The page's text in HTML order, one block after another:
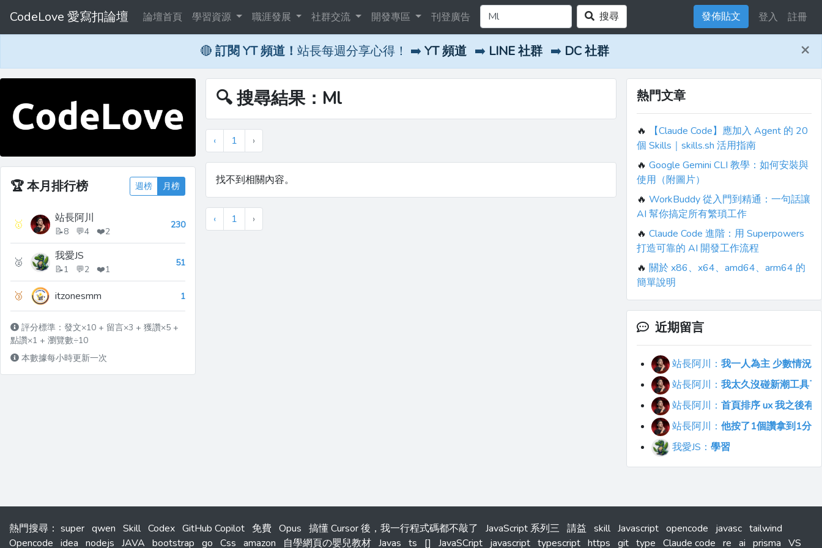
CodeLove 愛寫扣論壇 論壇首頁 學習資源 職涯發展 社群交流 開發專區 刊登廣告 搜尋 發佈貼文 登入 註冊
🔴 訂閱 YT 頻道！ 站長每週分享心得！ ➡️ YT 頻道 ➡️ LINE 社群 ➡️ DC 社群 ×
🏆本月排行榜 週榜 月榜
🥇 站長阿川
📝8 💬4 ❤️2
230
🥈 我愛JS
📝1 💬2 ❤️1
51
🥉 itzonesmm 1
評分標準：發文×10 + 留言×3 + 獲讚×5 +
點讚×1 + 瀏覽數÷10
本數據每小時更新一次
🔍 搜尋結果：Ml
‹ 1 ›
找不到相關內容。
‹ 1 ›
熱門文章
🔥
【Claude Code】應加入 Agent 的 20
個 Skills｜skills.sh 活用指南
🔥 Google Gemini CLI 教學：如何安裝與
使用（附圖片）
🔥 WorkBuddy 從入門到精通：一句話讓
AI 幫你搞定所有繁瑣工作
🔥 Claude Code 進階：用 Superpowers
打造可靠的 AI 開發工作流程
🔥 關於 x86、x64、amd64、arm64 的
簡單說明
近期留言
站長阿川： 我一人為主 少數情況
站長阿川： 我太久沒碰新潮工具了
站長阿川： 首頁排序 ux 我之後有
站長阿川： 他按了1個讚拿到1分
我愛JS： 學習
熱門搜尋 ： super qwen Skill Codex GitHub Copilot 免費 Opus 搞懂 Cursor 後，我一行程式碼都不敲了 JavaScript 系列三 請益 skill Javascript opencode javasc tailwind
Opencode idea nodejs JAVA bootstrap go Css amazon 自學網頁の嬰兒教材 Javas ts [] JavaSCript javascript typescript https git type Claude code re ai prisma VS